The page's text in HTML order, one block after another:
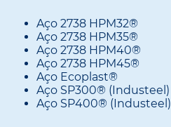
Aço 2738 HPM32®
Aço 2738 HPM35®
Aço 2738 HPM40®
Aço 2738 HPM45®
Aço Ecoplast®
Aço SP300® (Industeel)
Aço SP400® (Industeel)